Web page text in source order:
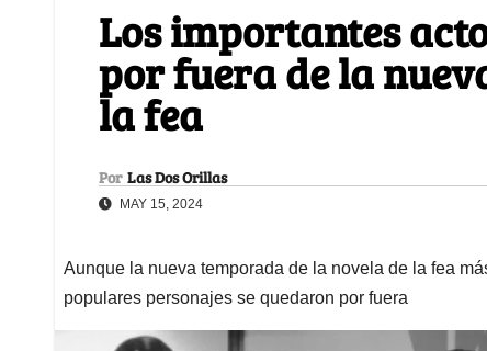
Los importantes
por fuera de la
la fea
Por Las Dos Orillas
MAY 15, 2024
Aunque la nueva temporada de la novela de la fea
populares personajes se quedaron por fuera